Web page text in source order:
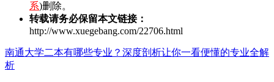
系)删除。
转载请务必保留本文链接：
http://www.xuegebang.com/22706.html
南通大学二本有哪些专业？深度剖析让你一看便懂的专业全解
析